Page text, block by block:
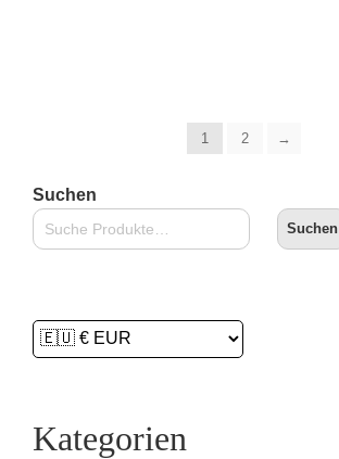
1 2 →
Suchen
Suchen
Kategorien